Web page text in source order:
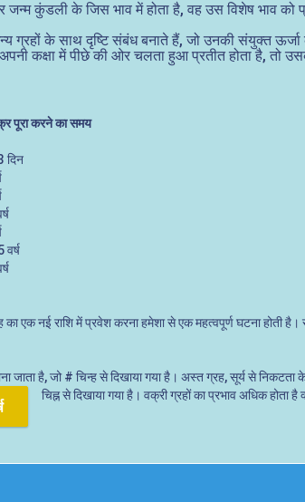
जन्म कुंडली के जिस भाव में होता है, वह उस विशेष भाव
ग्रहों के साथ दृष्टि संबंध बनाते हैं, जो उनकी संयुक्त ऊर्जा
कक्षा में पीछे की ओर चलता हुआ प्रतीत होता है, तो
पूरा करने का समय
दिन
का एक नई राशि में प्रवेश करना हमेशा से एक महत्वपूर्ण घटना
जाता है, जो # चिन्ह से दिखाया गया है। अस्त ग्रह, सूर्य से
चिह्न से दिखाया गया है। वक्री ग्रहों का प्रभाव अधिक